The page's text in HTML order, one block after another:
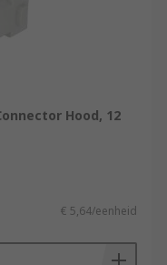
Hood, 12
€ 5,64/eenheid